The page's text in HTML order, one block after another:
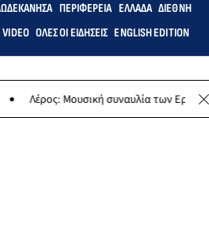
ΠΕΡΙΦΈΡΕΙΑ ΕΛΛΆΔΑ ΔΙΕΘΝΉ
ΌΛΕΣ ΟΙ ΕΙΔΉΣΕΙΣ ENGLISH EDITION
Μουσική συναυλία των Εργαστηρίων